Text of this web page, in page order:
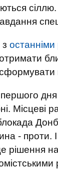
з
дня
Місцеві
- проти.
рішення